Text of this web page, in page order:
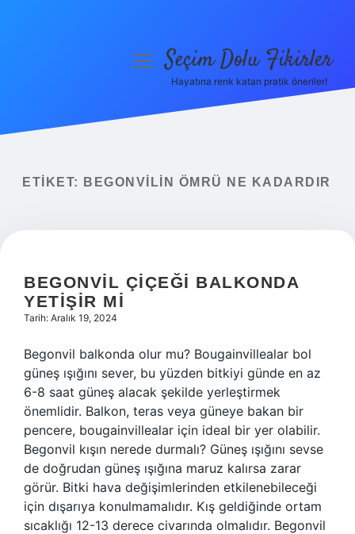
Yasal Uyarı
menüyüSeçim Dolu Fikirler
Hayatına renk katan pratik öneriler!
ETIKET: BEGONVILIN ÖMRÜ NE KADARDIR
BEGONVIL ÇIÇEĞI BALKONDA
YETIŞIR MI
Tarih: Aralık 19, 2024
Begonvil balkonda olur mu? Bougainvillealar bol
güneş ışığını sever, bu yüzden bitkiyi günde en az
6-8 saat güneş alacak şekilde yerleştirmek
önemlidir. Balkon, teras veya güneye bakan bir
pencere, bougainvillealar için ideal bir yer olabilir.
Begonvil kışın nerede durmalı? Güneş ışığını sevse
de doğrudan güneş ışığına maruz kalırsa zarar
görür. Bitki hava değişimlerinden etkilenebileceği
için dışarıya konulmamalıdır. Kış geldiğinde ortam
sıcaklığı 12-13 derece civarında olmalıdır. Begonvil